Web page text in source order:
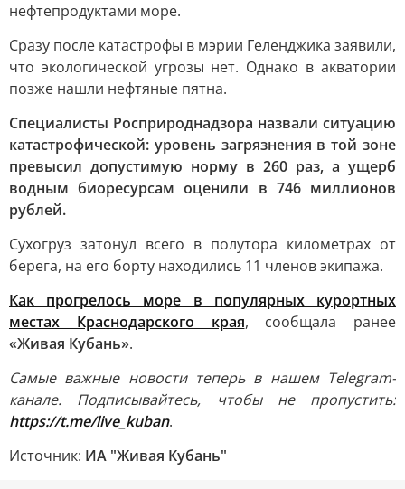
нефтепродуктами море.
Сразу после катастрофы в мэрии Геленджика заявили,
что экологической угрозы нет. Однако в акватории
позже нашли нефтяные пятна.
Специалисты Росприроднадзора назвали ситуацию
катастрофической: уровень загрязнения в той зоне
превысил допустимую норму в 260 раз, а ущерб
водным биоресурсам оценили в 746 миллионов
рублей.
Сухогруз затонул всего в полутора километрах от
берега, на его борту находились 11 членов экипажа.
Как прогрелось море в популярных курортных
местах Краснодарского края, сообщала ранее
«Живая Кубань».
Самые важные новости теперь в нашем Telegram-
канале. Подписывайтесь, чтобы не пропустить:
https://t.me/live_kuban.
Источник: ИА "Живая Кубань"